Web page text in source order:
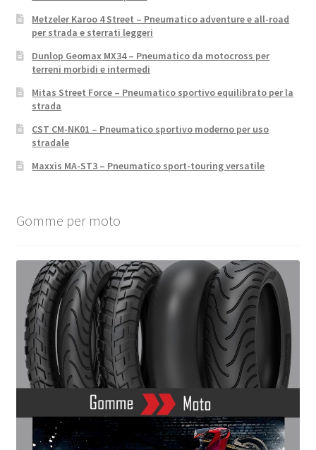
Metzeler Karoo 4 Street – Pneumatico adventure e all-road
per strada e sterrati leggeri
Dunlop Geomax MX34 – Pneumatico da motocross per
terreni morbidi e intermedi
Mitas Street Force – Pneumatico sportivo equilibrato per la
strada
CST CM-NK01 – Pneumatico sportivo moderno per uso
stradale
Maxxis MA-ST3 – Pneumatico sport-touring versatile
Gomme per moto